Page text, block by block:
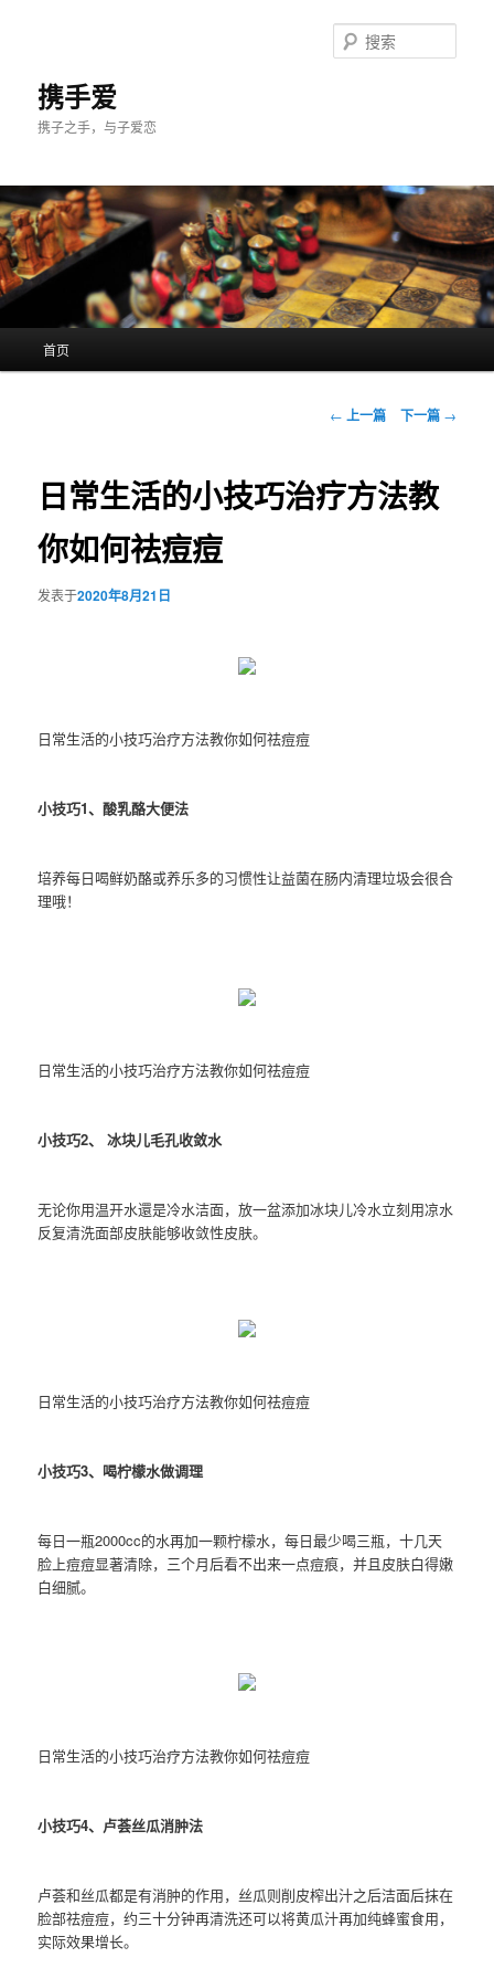
携手爱
携子之手，与子爱恋
索
首页
文
航
← 上一篇 下一篇 →
日常生活的小技巧治疗方法教
你如何祛痘痘
发表于2020年8月21日
日常生活的小技巧治疗方法教你如何祛痘痘
小技巧1、酸乳酪大便法
培养每日喝鲜奶酪或养乐多的习惯性让益菌在肠内清理垃圾会很合
理哦！
日常生活的小技巧治疗方法教你如何祛痘痘
小技巧2、 冰块儿毛孔收敛水
无论你用温开水還是冷水洁面，放一盆添加冰块儿冷水立刻用凉水
反复清洗面部皮肤能够收敛性皮肤。
日常生活的小技巧治疗方法教你如何祛痘痘
小技巧3、喝柠檬水做调理
每日一瓶2000cc的水再加一颗柠檬水，每日最少喝三瓶，十几天
脸上痘痘显著清除，三个月后看不出来一点痘痕，并且皮肤白得嫩
白细腻。
日常生活的小技巧治疗方法教你如何祛痘痘
小技巧4、卢荟丝瓜消肿法
卢荟和丝瓜都是有消肿的作用，丝瓜则削皮榨出汁之后洁面后抹在
脸部祛痘痘，约三十分钟再清洗还可以将黄瓜汁再加纯蜂蜜食用，
实际效果增长。